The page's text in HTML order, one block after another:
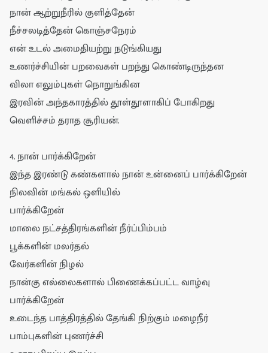
நான் ஆற்றுநீரில் குளித்தேன்
நீச்சலடித்தேன் கொஞ்சநேரம்
என் உடல் அமைதியற்று நடுங்கியது
உணர்ச்சியின் பறவைகள் பறந்து கொண்டிருந்தன
விலா எலும்புகள் நொறுங்கின
இரவின் அந்தகாரத்தில் தூள்தூளாகிப் போகிறது
வெளிச்சம் தராத சூரியன்.
4. நான் பார்க்கிறேன்
இந்த இரண்டு கண்களால் நான் உன்னைப் பார்க்கிறேன்
நிலவின் மங்கல் ஒளியில்
பார்க்கிறேன்
மாலை நட்சத்திரங்களின் நீர்ப்பிம்பம்
பூக்களின் மலர்தல்
வேர்களின் நிழல்
நான்கு எல்லைகளால் பிணைக்கப்பட்ட வாழ்வு
பார்க்கிறேன்
உடைந்த பாத்திரத்தில் தேங்கி நிற்கும் மழைநீர்
பாம்புகளின் புணர்ச்சி